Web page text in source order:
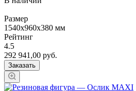
Размер
1540х960х380 мм
Рейтинг
4.5
292 941,00 руб.
Заказать